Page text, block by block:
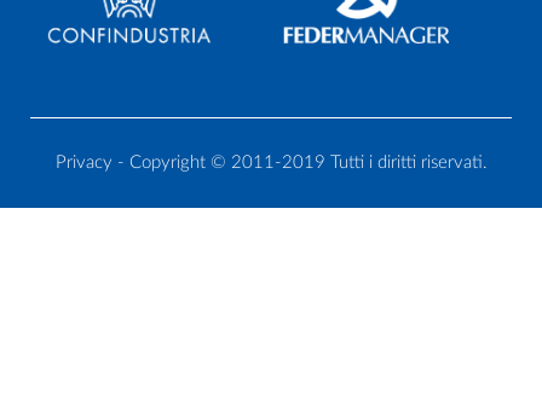
Privacy - Copyright © 2011-2019 Tutti i diritti riservati.